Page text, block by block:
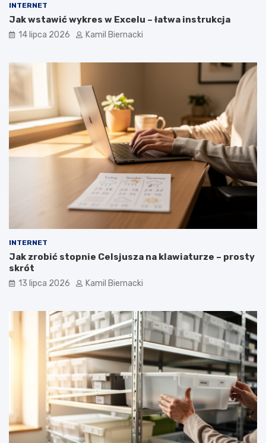
INTERNET
Jak wstawić wykres w Excelu – łatwa instrukcja
14 lipca 2026 Kamil Biernacki
INTERNET
Jak zrobić stopnie Celsjusza na klawiaturze – prosty
skrót
13 lipca 2026 Kamil Biernacki